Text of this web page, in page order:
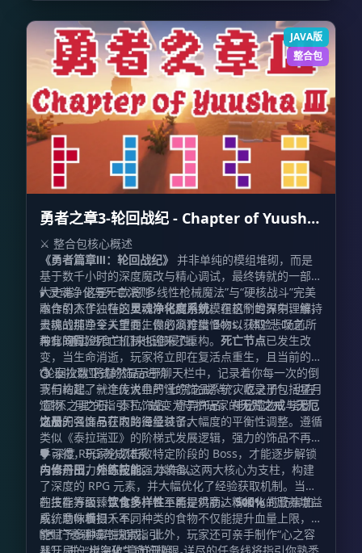
JAVA版
整合包
勇者之章3-轮回战纪 - Chapter of Yuusha
Ⅲ
⚔️ 整合包核心概述
《勇者篇章Ⅲ：轮回战纪》 并非单纯的模组堆砌，而是
基于数千小时的深度魔改与精心调试，最终铸就的一部宏
大史诗。这是一款将“多线性枪械魔法”与“硬核战斗”完美
融合的杰作。在这里，你将利用对模组机制的深刻理解，
去挑战那些令人望而生畏的高难度 Boss，体验一场前所
未有的冒险。
🕯️ 灵魂净化与死亡法则
本作引入了独特的灵魂净化度系统。在这个世界中，维持
灵魂的纯净至关重要，你必须狩猎怪物以获取“悲叹之
种”，通过进食它们来抵御侵蚀。
与此同时，死亡机制也迎来了重构。 死亡节点已发生改
变，当生命消逝，玩家将立即在复活点重生，且当前的
“轮回次数”将赫然显示于聊天栏中，记录着你每一次的倒
下与站起。就连传说中的“七咒之戒”与“灾厄之册”，也在
“圆环之理”的指引下，蜕变为守护玩家的无咒之戒与无厄
之册。
💍 泰拉瑞亚式的饰品进阶
我们构建了一个庞大且严谨的饰品系统，收录了包括星月
遗物、月之石、泰拉饰品、奇异饰品、神秘遗物、塔罗牌
以及无名饰品在内的海量装备。
饰品的强度与获取路径经过了大幅度的平衡性调整。遵循
类似《泰拉瑞亚》的阶梯式发展逻辑，强力的饰品不再唾
手可得，玩家必须击败特定阶段的 Boss，才能逐步解锁
与当前战力相匹配的强力装备。
🛡️ 深度 RPG 养成体系
内修丹田，外练技能。本作以这两大核心为支柱，构建
了深度的 RPG 元素，并大幅优化了经验获取机制。当你
的技能等级臻至化境，甚至能提供高达500%的伤害加
成，助你横扫千军。
在生存方面，饮食多样性不再是鸡肋。精细化的营养增益
系统意味着摄入不同种类的食物不仅能提升血量上限，还
能赋予多种属性加成。此外，玩家还可亲手制作“心之容
🗺️ 广袤疆域与探索指引